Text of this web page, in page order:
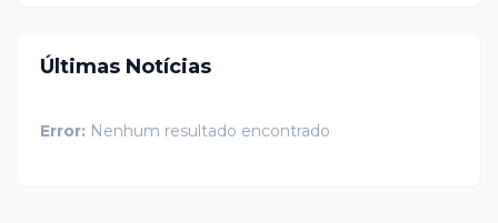
Últimas Notícias
Error: Nenhum resultado encontrado